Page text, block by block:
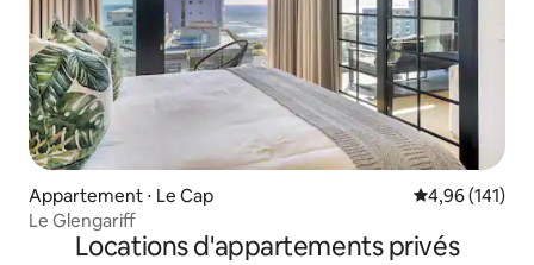
Appartement ⋅ Le Cap Évaluation
4,96 (141)
Le Glengariff
Locations d'appartements privés